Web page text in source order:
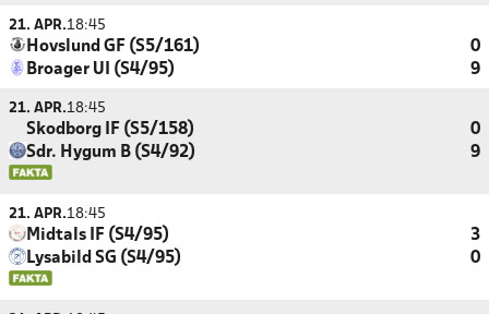
21. APR.18:45
Hovslund GF (S5/161)
0
Broager UI (S4/95)
9
21. APR.18:45
Skodborg IF (S5/158)
0
Sdr. Hygum B (S4/92)
9
21. APR.18:45
Midtals IF (S4/95)
3
Lysabild SG (S4/95)
0